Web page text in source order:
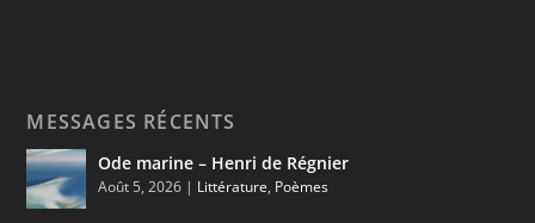
MESSAGES RÉCENTS
Ode marine – Henri de Régnier
Août 5, 2026 | Littérature, Poèmes